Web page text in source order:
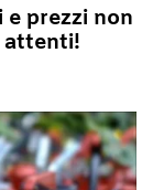
prezzi non
attenti!